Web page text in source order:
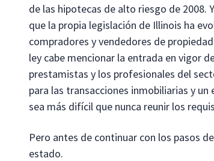
de las hipotecas de alto riesgo de 2008.
que la propia legislación de Illinois ha
compradores y vendedores de
ley cabe mencionar la entrada en vigor
prestamistas y los profesionales del
para las transacciones inmobiliarias y
sea más difícil que nunca reunir los
Pero antes de continuar con los pasos
estado.